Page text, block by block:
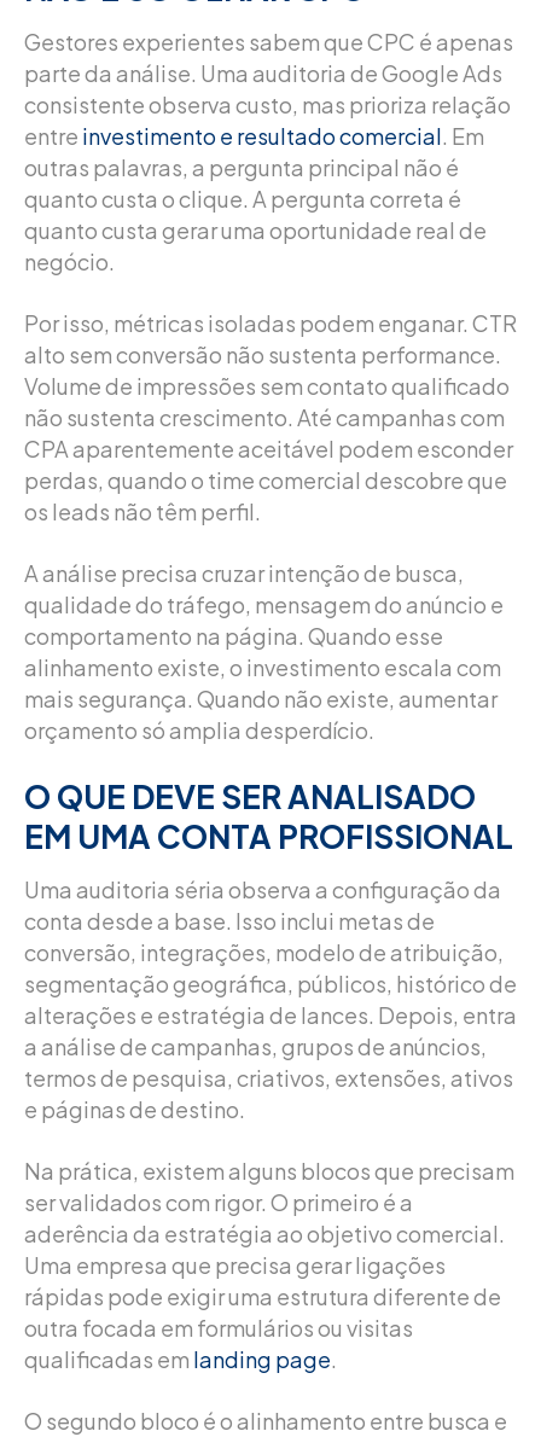
Gestores experientes sabem que CPC é apenas
parte da análise. Uma auditoria de Google Ads
consistente observa custo, mas prioriza relação
entre investimento e resultado comercial. Em
outras palavras, a pergunta principal não é
quanto custa o clique. A pergunta correta é
quanto custa gerar uma oportunidade real de
negócio.
Por isso, métricas isoladas podem enganar. CTR
alto sem conversão não sustenta performance.
Volume de impressões sem contato qualificado
não sustenta crescimento. Até campanhas com
CPA aparentemente aceitável podem esconder
perdas, quando o time comercial descobre que
os leads não têm perfil.
A análise precisa cruzar intenção de busca,
qualidade do tráfego, mensagem do anúncio e
comportamento na página. Quando esse
alinhamento existe, o investimento escala com
mais segurança. Quando não existe, aumentar
orçamento só amplia desperdício.
O QUE DEVE SER ANALISADO
EM UMA CONTA PROFISSIONAL
Uma auditoria séria observa a configuração da
conta desde a base. Isso inclui metas de
conversão, integrações, modelo de atribuição,
segmentação geográfica, públicos, histórico de
alterações e estratégia de lances. Depois, entra
a análise de campanhas, grupos de anúncios,
termos de pesquisa, criativos, extensões, ativos
e páginas de destino.
Na prática, existem alguns blocos que precisam
ser validados com rigor. O primeiro é a
aderência da estratégia ao objetivo comercial.
Uma empresa que precisa gerar ligações
rápidas pode exigir uma estrutura diferente de
outra focada em formulários ou visitas
qualificadas em landing page.
O segundo bloco é o alinhamento entre busca e